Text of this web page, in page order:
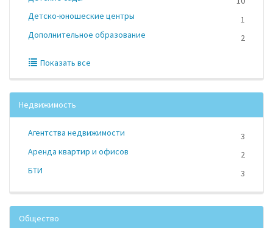
Детско-юношеские центры
1
Дополнительное образование
2
Показать все
Недвижимость
Агентства недвижимости
3
Аренда квартир и офисов
2
БТИ
3
Общество